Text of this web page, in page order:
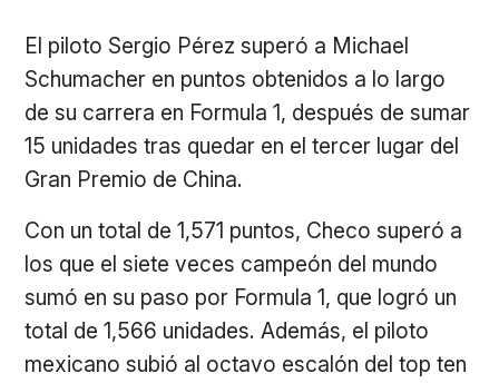
El piloto Sergio Pérez superó a Michael
Schumacher en puntos obtenidos a lo largo
de su carrera en Formula 1, después de sumar
15 unidades tras quedar en el tercer lugar del
Gran Premio de China.
Con un total de 1,571 puntos, Checo superó a
los que el siete veces campeón del mundo
sumó en su paso por Formula 1, que logró un
total de 1,566 unidades. Además, el piloto
mexicano subió al octavo escalón del top ten